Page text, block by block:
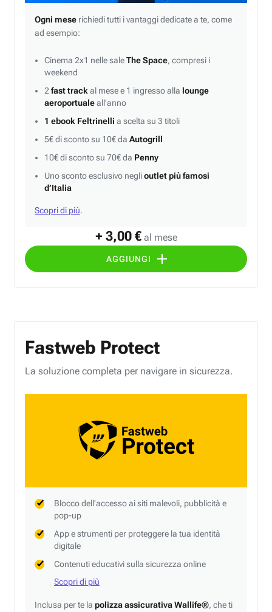
+ 3,00 € al mese
AGGIUNGI
Ogni mese richiedi tutti i vantaggi dedicate a te, come
ad esempio:
Cinema 2x1 nelle saleThe Space, compresi i
weekend
2 fast track al mese e 1 ingresso alla lounge
aeroportualeall’anno
1 ebook Feltrinelli a scelta su 3 titoli
5€ di sconto su 10€ da Autogrill
10€ di sconto su 70€ da Penny
Uno sconto esclusivo neglioutlet più famosi
d’Italia
Scopri di più.
Fastweb Protect
La soluzione completa per navigare in sicurezza.
Blocco dell'accesso ai siti malevoli, pubblicità e
pop-up
App e strumenti per proteggere la tua identità
digitale
Contenuti educativi sulla sicurezza online
Scopri di più
Inclusa per te la polizza assicurativa Wallife®, che ti